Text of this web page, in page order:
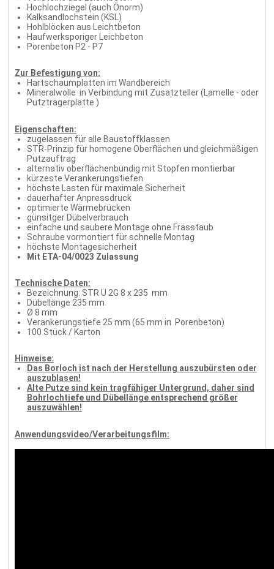
Hochlochziegel (auch Önorm)
Kalksandlochstein (KSL)
Hohlblöcken aus Leichtbeton
Haufwerksporiger Leichbeton
Porenbeton P2 - P7
Zur Befestigung von:
Hartschaumplatten im Wandbereich
Mineralwolle in Verbindung mit Zusatzteller (Lamelle - oder
Putzträgerplatte )
Eigenschaften:
zugelassen für alle Baustoffklassen
STR-Prinzip für homogene Oberflächen und gleichmäßigen
Putzauftrag
alternativ oberflächenbündig mit Stopfen montierbar
kürzeste Verankerungstiefen
höchste Lasten für maximale Sicherheit
dauerhafter Anpressdruck
optimierte Wärmebrücken
günsitger Dübelverbrauch
einfache und saubere Montage ohne Frässtaub
Schraube vormontiert für schnelle Montag
höchste Montagesicherheit
Mit ETA-04/0023 Zulassung
Technische Daten:
Bezeichnung: STR U 2G 8 x 235 mm
Dübellänge 235 mm
Ø 8 mm
Verankerungstiefe 25 mm (65 mm in Porenbeton)
100 Stück / Karton
Hinweise:
Das Borloch ist nach der Herstellung auszubürsten oder
auszublasen!
Alte Putze sind kein tragfähiger Untergrund, daher sind
Bohrlochtiefe und Dübellänge entsprechend größer
auszuwählen!
Anwendungsvideo/Verarbeitungsfilm: